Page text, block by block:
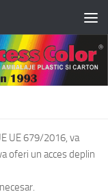
UE 679/2016, va
oferi un acces deplin